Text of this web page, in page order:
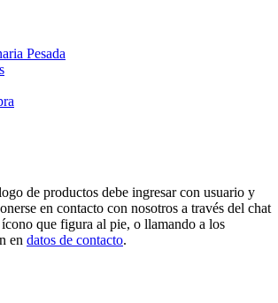
Pesada
de productos debe ingresar con usuario y
en contacto con nosotros a través del chat
que figura al pie, o llamando a los
en datos de contacto.